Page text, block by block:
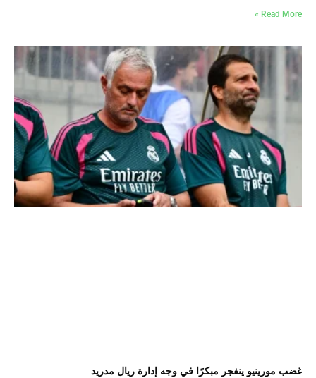
Read More »
غضب مورينيو ينفجر مبكرًا في وجه إدارة ريال مدريد